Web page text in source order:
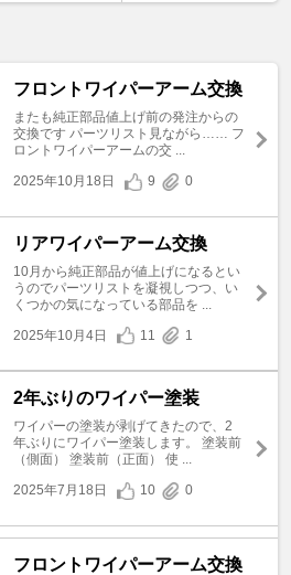
フロントワイパーアーム交換
またも純正部品値上げ前の発注からの
交換です パーツリスト見ながら…… フ
ロントワイパーアームの交 ...
2025年10月18日
9 0
リアワイパーアーム交換
10月から純正部品が値上げになるとい
うのでパーツリストを凝視しつつ、い
くつかの気になっている部品を ...
2025年10月4日
11 1
2年ぶりのワイパー塗装
ワイパーの塗装が剥げてきたので、2
年ぶりにワイパー塗装します。 塗装前
（側面） 塗装前（正面） 使 ...
2025年7月18日
10 0
フロントワイパーアーム交換